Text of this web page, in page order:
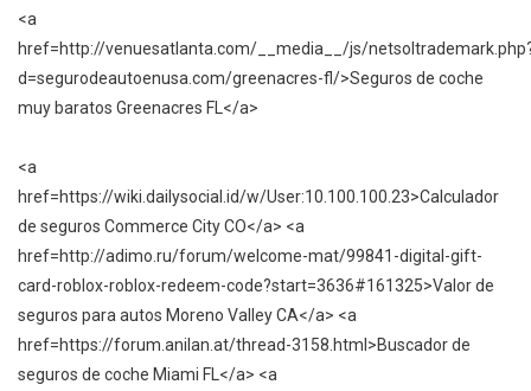
<a
href=http://venuesatlanta.com/__media__/js/
d=segurodeautoenusa.com/greenacres-fl/>Seguros de coche
muy baratos Greenacres FL</a>
<a
href=https://wiki.dailysocial.id/w/User:10.100.100.23>Calculador
de seguros Commerce City CO</a> <a
href=http://adimo.ru/forum/welcome-mat/99841-digital-gift-
card-roblox-roblox-redeem-code?start=3636#161325>Valor de
seguros para autos Moreno Valley CA</a> <a
href=https://forum.anilan.at/thread-3158.html>Buscador de
seguros de coche Miami FL</a> <a